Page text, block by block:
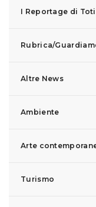
I Reportage di
Rubrica/
Altre News
Ambiente
Arte
Turismo